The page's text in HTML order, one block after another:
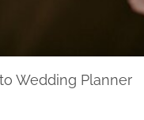
Wedding Planner